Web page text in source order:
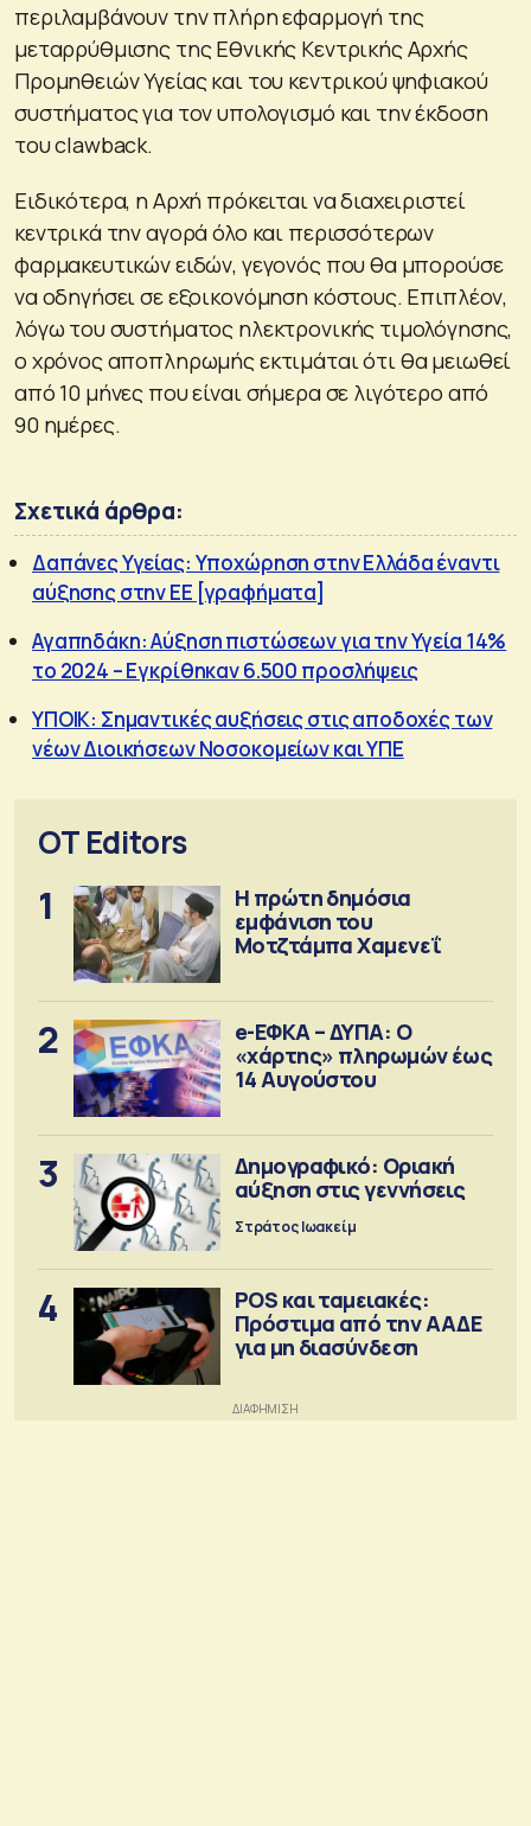
περιλαμβάνουν την πλήρη εφαρμογή της
μεταρρύθμισης της Εθνικής Κεντρικής Αρχής
Προμηθειών Υγείας και του κεντρικού ψηφιακού
συστήματος για τον υπολογισμό και την έκδοση
του clawback.
Ειδικότερα, η Αρχή πρόκειται να διαχειριστεί
κεντρικά την αγορά όλο και περισσότερων
φαρμακευτικών ειδών, γεγονός που θα μπορούσε
να οδηγήσει σε εξοικονόμηση κόστους. Επιπλέον,
λόγω του συστήματος ηλεκτρονικής τιμολόγησης,
ο χρόνος αποπληρωμής εκτιμάται ότι θα μειωθεί
από 10 μήνες που είναι σήμερα σε λιγότερο από
90 ημέρες.
Σχετικά άρθρα:
Δαπάνες Υγείας: Υποχώρηση στην Ελλάδα έναντι
αύξησης στην ΕΕ [γραφήματα]
Αγαπηδάκη: Αύξηση πιστώσεων για την Υγεία 14%
το 2024 – Εγκρίθηκαν 6.500 προσλήψεις
ΥΠΟΙΚ: Σημαντικές αυξήσεις στις αποδοχές των
νέων Διοικήσεων Νοσοκομείων και ΥΠΕ
OT Editors
1
Η πρώτη δημόσια
εμφάνιση του
Μοτζτάμπα Χαμενεΐ
2
e-ΕΦΚΑ – ΔΥΠΑ: Ο
«χάρτης» πληρωμών έως
14 Αυγούστου
3
Δημογραφικό: Οριακή
αύξηση στις γεννήσεις
Στράτος Ιωακείμ
4
POS και ταμειακές:
Πρόστιμα από την ΑΑΔΕ
για μη διασύνδεση